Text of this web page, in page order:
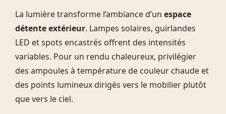
La lumière transforme l’ambiance d’un espace
détente extérieur. Lampes solaires, guirlandes
LED et spots encastrés offrent des intensités
variables. Pour un rendu chaleureux, privilégier
des ampoules à température de couleur chaude et
des points lumineux dirigés vers le mobilier plutôt
que vers le ciel.